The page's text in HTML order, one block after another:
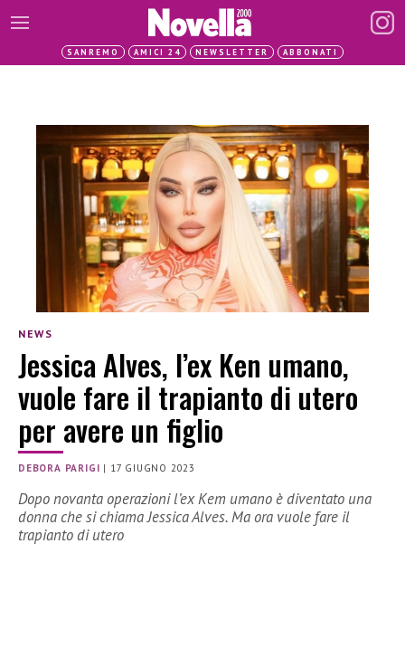
SANREMO AMICI 24 NEWSLETTER ABBONATI
NEWS
Jessica Alves, l’ex Ken umano,
vuole fare il trapianto di utero
per avere un figlio
DEBORA PARIGI | 17 GIUGNO 2023
Dopo novanta operazioni l’ex Kem umano è diventato una
donna che si chiama Jessica Alves. Ma ora vuole fare il
trapianto di utero